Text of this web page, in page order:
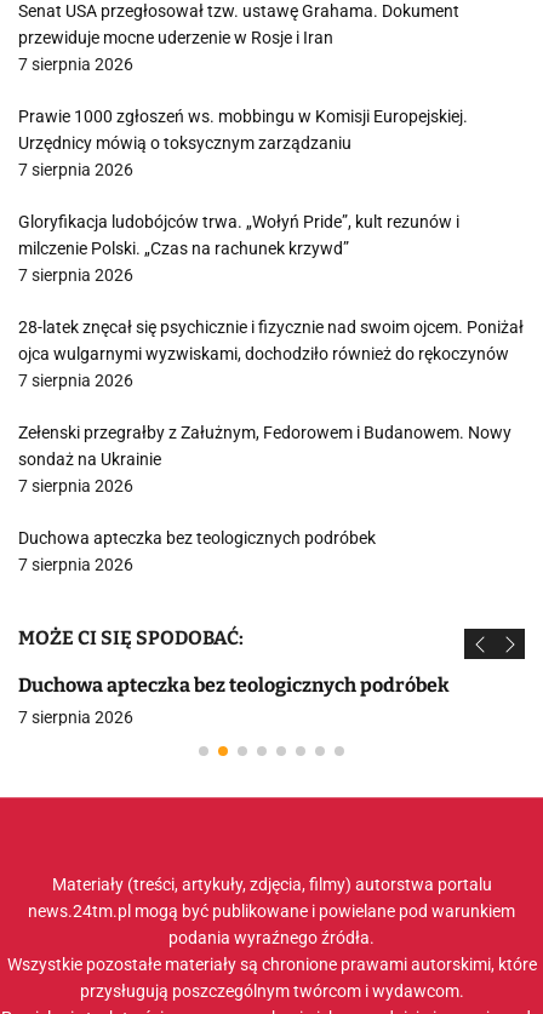
Senat USA przegłosował tzw. ustawę Grahama. Dokument
przewiduje mocne uderzenie w Rosje i Iran
7 sierpnia 2026
Prawie 1000 zgłoszeń ws. mobbingu w Komisji Europejskiej.
Urzędnicy mówią o toksycznym zarządzaniu
7 sierpnia 2026
Gloryfikacja ludobójców trwa. „Wołyń Pride”, kult rezunów i
milczenie Polski. „Czas na rachunek krzywd”
7 sierpnia 2026
28-latek znęcał się psychicznie i fizycznie nad swoim ojcem. Poniżał
ojca wulgarnymi wyzwiskami, dochodziło również do rękoczynów
7 sierpnia 2026
Zełenski przegrałby z Załużnym, Fedorowem i Budanowem. Nowy
sondaż na Ukrainie
7 sierpnia 2026
Duchowa apteczka bez teologicznych podróbek
7 sierpnia 2026
MOŻE CI SIĘ SPODOBAĆ:
Duchowa apteczka bez teologicznych podróbek
7 sierpnia 2026
Materiały (treści, artykuły, zdjęcia, filmy) autorstwa portalu
news.24tm.pl mogą być publikowane i powielane pod warunkiem
podania wyraźnego źródła.
Wszystkie pozostałe materiały są chronione prawami autorskimi, które
przysługują poszczególnym twórcom i wydawcom.